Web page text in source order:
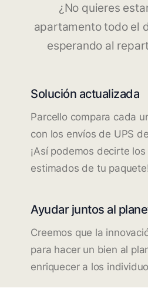
¿No quieres
apartamento todo el
esperando al
Solución actualizada
Parcello compara cada
con los envíos de UPS
¡Así podemos decirte
estimados de tu
Ayudar juntos al
Creemos que la
para hacer un bien al
enriquecer a los